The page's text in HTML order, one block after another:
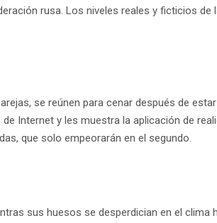
rusa. Los niveles reales y ficticios
se reúnen para cenar después de
Internet y les muestra la aplicación de
que solo empeorarán en el segundo.
sus huesos se desperdician en el